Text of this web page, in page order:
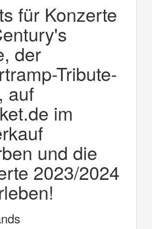
für Konzerte
der
Tribute-
auf
im
und die
2023/2024